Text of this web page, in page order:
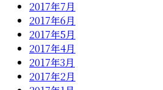
2017年7月
2017年6月
2017年5月
2017年4月
2017年3月
2017年2月